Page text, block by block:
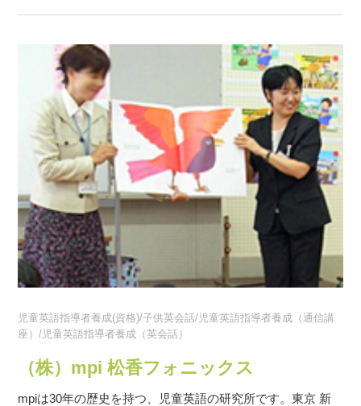
児童英語指導者養成(資格)/子供英会話/児童英語指導者養成（通信講
座）/児童英語指導者養成（英会話）
（株）mpi 松香フォニックス
mpiは30年の歴史を持つ、児童英語の研究所です。東京 新